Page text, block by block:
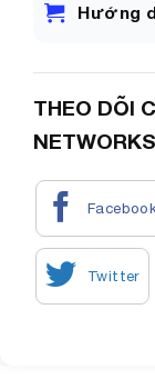
Hướng
THEO DÕI
NETWORKS